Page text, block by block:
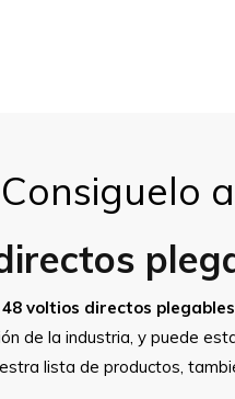
voltios directos
de la industria, y puede
lista de productos,